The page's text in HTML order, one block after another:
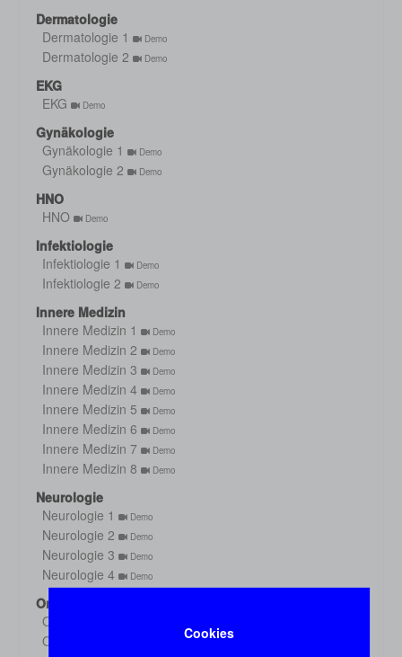
Cookies
Dermatologie
Dermatologie 1
Demo
Dermatologie 2 Demo
EKG
EKG
Demo
Gynäkologie
Gynäkologie 1
Demo
Gynäkologie 2 Demo
HNO
HNO
Demo
Infektiologie
Infektiologie 1
Demo
Infektiologie 2 Demo
Innere Medizin
Innere Medizin 1
Demo
Innere Medizin 2 Demo
Innere Medizin 3 Demo
Innere Medizin 4 Demo
Innere Medizin 5 Demo
Innere Medizin 6 Demo
Innere Medizin 7 Demo
Innere Medizin 8 Demo
Neurologie
Neurologie 1
Demo
Neurologie 2 Demo
Neurologie 3 Demo
Neurologie 4 Demo
Orthopädie
Orthopädie 1
Orthopädie 2